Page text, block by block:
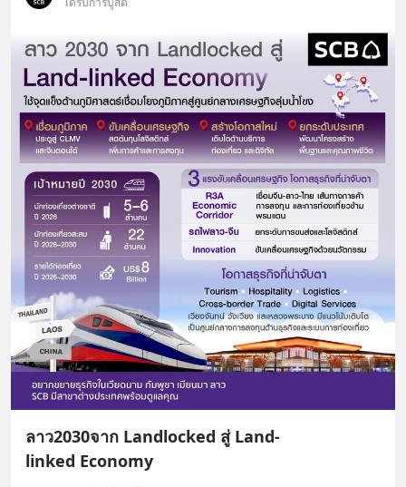
ลาว2030จาก Landlocked สู่ Land-
linked Economy